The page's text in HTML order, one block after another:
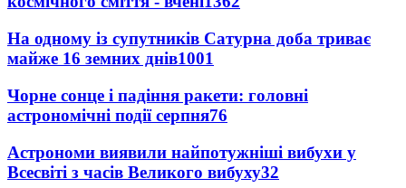
На одному із супутників Сатурна доба триває
майже 16 земних днів1001
Чорне сонце і падіння ракети: головні
астрономічні події серпня76
Астрономи виявили найпотужніші вибухи у
Всесвіті з часів Великого вибуху32